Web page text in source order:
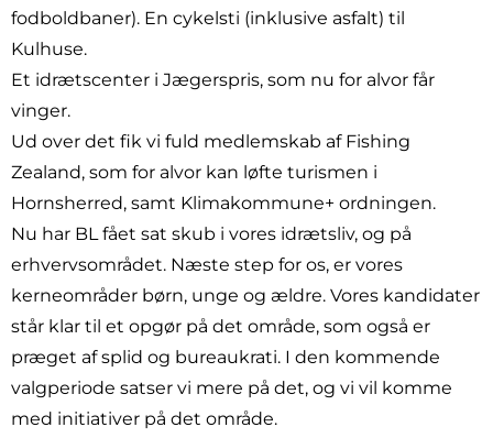
fodboldbaner). En cykelsti (inklusive asfalt) til
Kulhuse.
Et idrætscenter i Jægerspris, som nu for alvor får
vinger.
Ud over det fik vi fuld medlemskab af Fishing
Zealand, som for alvor kan løfte turismen i
Hornsherred, samt Klimakommune+ ordningen.
Nu har BL fået sat skub i vores idrætsliv, og på
erhvervsområdet. Næste step for os, er vores
kerneområder børn, unge og ældre. Vores kandidater
står klar til et opgør på det område, som også er
præget af splid og bureaukrati. I den kommende
valgperiode satser vi mere på det, og vi vil komme
med initiativer på det område.